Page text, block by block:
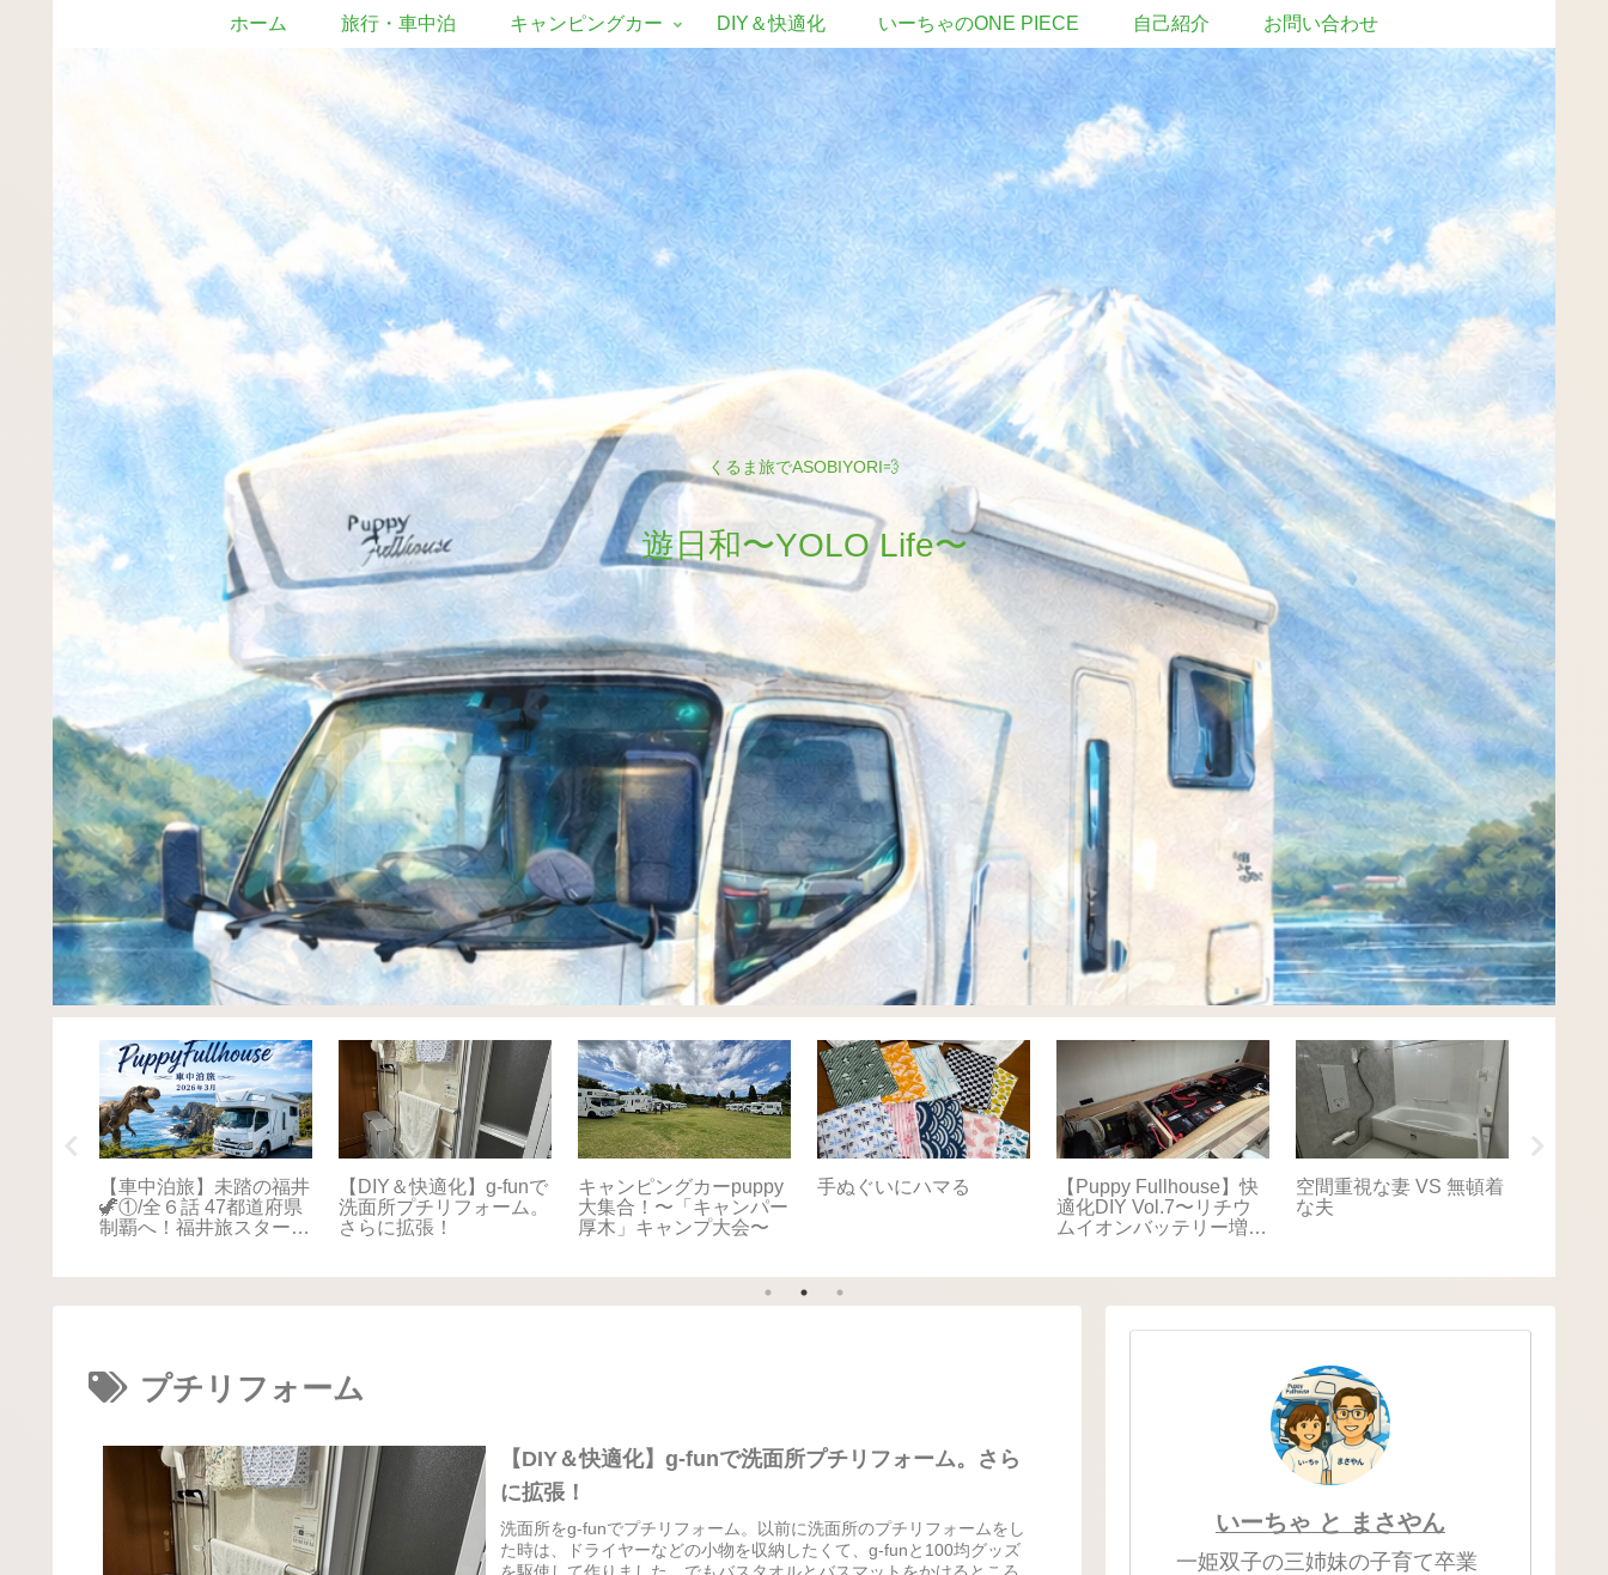
くるま旅でASOBIYORI💨
遊日和〜YOLO Life〜
ホーム 旅行・車中泊 キャンピングカー DIY＆快適化 いーちゃのONE PIECE 自己紹介 お問い合わせ
【車中泊旅】未踏の福井
🦖①/全６話 47都道府県
制覇へ！福井旅スタート
【DIY＆快適化】g-funで
洗面所プチリフォーム。
さらに拡張！
キャンピングカーpuppy
大集合！〜「キャンパー
厚木」キャンプ大会〜
手ぬぐいにハマる
【Puppy Fullhouse】快
適化DIY Vol.7〜リチウ
ムイオンバッテリー増
空間重視な妻 VS 無頓着
な夫
プチリフォーム
【DIY＆快適化】g-funで洗面所プチリフォーム。さら
に拡張！
洗面所をg-funでプチリフォーム。以前に洗面所のプチリフォームをし
た時は、ドライヤーなどの小物を収納したくて、g-funと100均グッズ
いーちゃ と まさやん
一姫双子の三姉妹の子育て卒業